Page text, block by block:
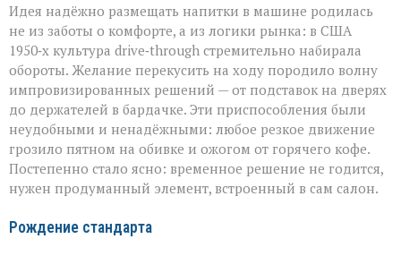
Идея надёжно размещать напитки в машине родилась
не из заботы о комфорте, а из логики рынка: в США
1950‑х культура drive‑through стремительно набирала
обороты. Желание перекусить на ходу породило волну
импровизированных решений — от подставок на дверях
до держателей в бардачке. Эти приспособления были
неудобными и ненадёжными: любое резкое движение
грозило пятном на обивке и ожогом от горячего кофе.
Постепенно стало ясно: временное решение не годится,
нужен продуманный элемент, встроенный в сам салон.
Рождение стандарта